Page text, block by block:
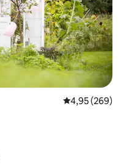
4,95 (269)